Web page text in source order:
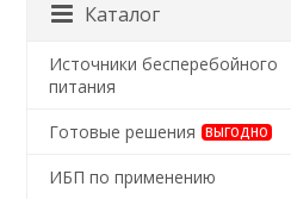
Каталог
Источники бесперебойного
питания
Готовые решения
ВЫГОДНО
ИБП по применению